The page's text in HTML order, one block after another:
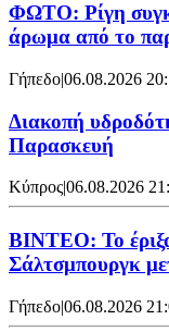
ΦΩΤΟ: Ρίγη
άρωμα από το
Γήπεδο|06.08.2026
Διακοπή
Παρασκευή
Κύπρος|06.08.2026
ΒΙΝΤΕΟ: Το
Σάλτσμπουργκ
Γήπεδο|06.08.2026